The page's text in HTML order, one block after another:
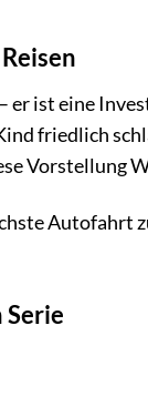
er ist eine
friedlich
Vorstellung
Autofahrt
Serie